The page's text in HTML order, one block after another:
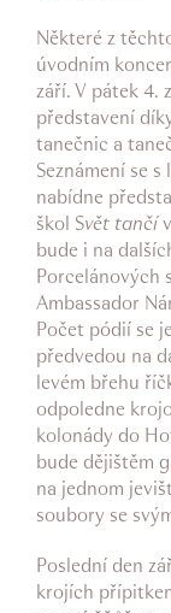
Některé z
úvodním
září. V pátek 4.
představení
tanečnic a
Seznámení se
nabídne
škol Svět tančív
bude i na
Porcelánových
Ambassador
Počet pódií se
předvedou na
levém břehu
odpoledne
kolonády do
bude dějištěm
na jednom
soubory se
Poslední den
krojích